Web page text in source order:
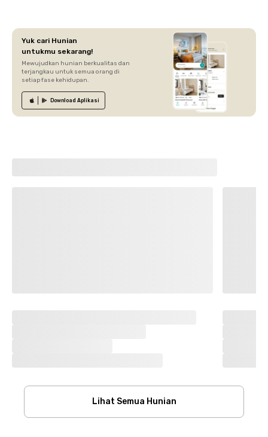
Yuk cari Hunian
untukmu sekarang!
Mewujudkan hunian berkualitas dan
terjangkau untuk semua orang di
setiap fase kehidupan.
Download Aplikasi
Lihat Semua Hunian